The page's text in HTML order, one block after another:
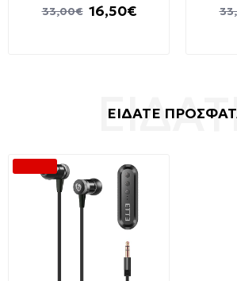
16,50€
33,00€
ΕΙΔΑΤΕ